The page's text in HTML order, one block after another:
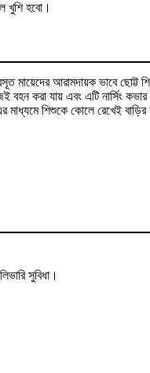
খুশি হবো।
মায়েদের আরামদায়ক ভাবে
যায় এবং এটি নার্সিং
মাধ্যমে শিশুকে কোলে রেখেই
সুবিধা।